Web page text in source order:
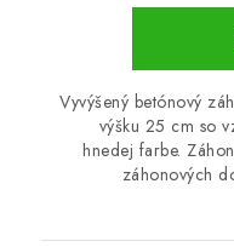
Vyvýšený betónový
výšku 25 cm so
hnedej farbe.
záhonových